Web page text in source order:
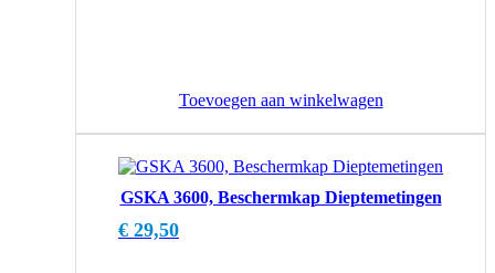
Toevoegen aan winkelwagen
GSKA 3600, Beschermkap Dieptemetingen
€ 29,50